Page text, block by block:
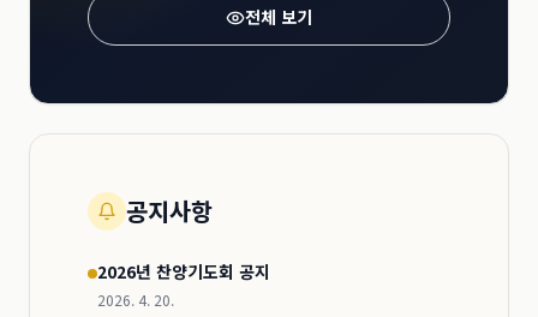
전체 보기
공지사항
2026년 찬양기도회 공지
2026. 4. 20.